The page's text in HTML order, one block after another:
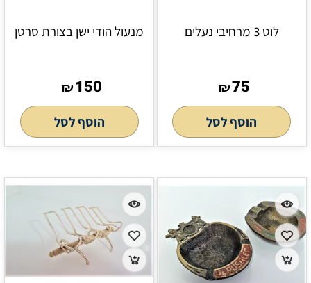
לוט 3 מרחיבי נעלים
₪75
הוסף לסל
מנעול הודי ישן בצורת סרטן
₪150
הוסף לסל